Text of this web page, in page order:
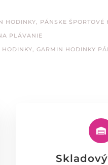
HODINKY, PÁNSKE ŠPORTOVÉ
PLÁVANIE
HODINKY,GARMIN HODINKY
